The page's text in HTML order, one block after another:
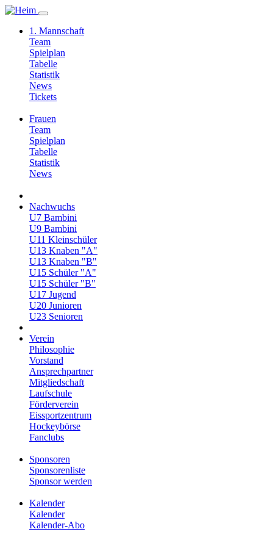
1. Mannschaft
Team
Spielplan
Tabelle
Statistik
News
Tickets
Frauen
Team
Spielplan
Tabelle
Statistik
News
Nachwuchs
U7 Bambini
U9 Bambini
U11 Kleinschüler
U13 Knaben "A"
U13 Knaben "B"
U15 Schüler "A"
U15 Schüler "B"
U17 Jugend
U20 Junioren
U23 Senioren
Verein
Philosophie
Vorstand
Ansprechpartner
Mitgliedschaft
Laufschule
Förderverein
Eissportzentrum
Hockeybörse
Fanclubs
Sponsoren
Sponsorenliste
Sponsor werden
Kalender
Kalender
Kalender-Abo